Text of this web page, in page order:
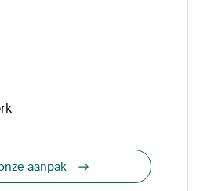
aanpak